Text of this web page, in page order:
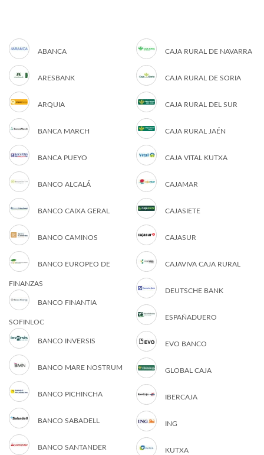
ABANCA
ARESBANK
ARQUIA
BANCA MARCH
BANCA PUEYO
BANCO ALCALÁ
BANCO CAIXA GERAL
BANCO CAMINOS
BANCO EUROPEO DE
FINANZAS
BANCO FINANTIA
SOFINLOC
BANCO INVERSIS
BANCO MARE NOSTRUM
BANCO PICHINCHA
BANCO SABADELL
BANCO SANTANDER
CAJA RURAL DE NAVARRA
CAJA RURAL DE SORIA
CAJA RURAL DEL SUR
CAJA RURAL JAÉN
CAJA VITAL KUTXA
CAJAMAR
CAJASIETE
CAJASUR
CAJAVIVA CAJA RURAL
DEUTSCHE BANK
ESPAÑADUERO
EVO BANCO
GLOBAL CAJA
IBERCAJA
ING
KUTXA